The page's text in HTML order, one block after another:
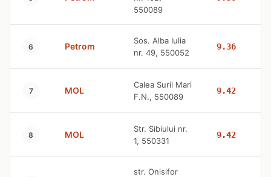
550089
6 Petrom
Sos. Alba Iulia
nr. 49, 550052
9.36
7 MOL
Calea Surii Mari
F.N., 550089
9.42
8 MOL
Str. Sibiului nr.
1, 550331
9.42
str. Onisifor